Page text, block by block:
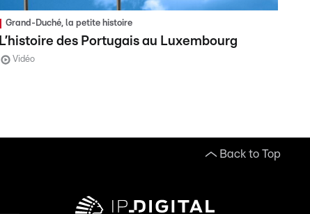
Grand-Duché, la petite histoire
L’histoire des Portugais au Luxembourg
Vidéo
Back to Top